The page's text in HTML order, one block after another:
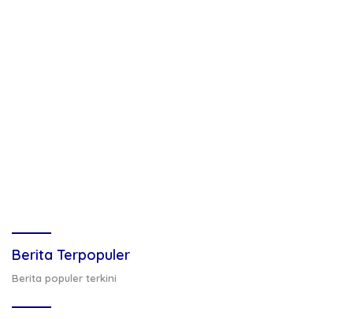
Berita Terpopuler
Berita populer terkini